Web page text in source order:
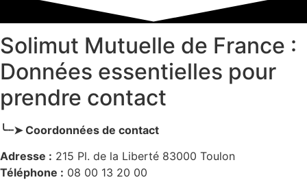
Solimut Mutuelle de France :
Données essentielles pour
prendre contact
╰┈➤ Coordonnées de contact
Adresse : 215 Pl. de la Liberté 83000 Toulon
Téléphone : 08 00 13 20 00